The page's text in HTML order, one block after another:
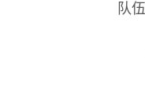
队伍